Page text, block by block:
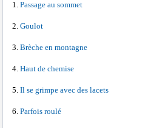
Passage au sommet
Goulot
Brèche en montagne
Haut de chemise
Il se grimpe avec des lacets
Parfois roulé